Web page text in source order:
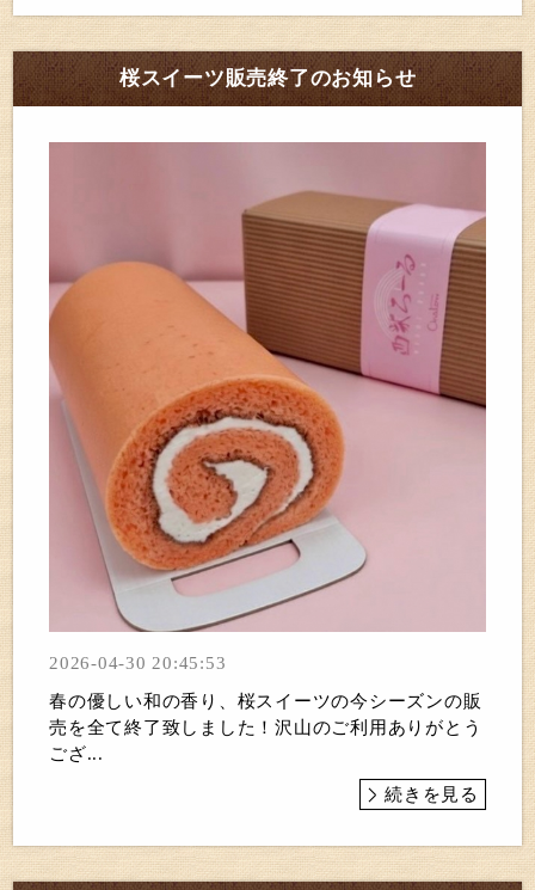
桜スイーツ販売終了のお知らせ
2026-04-30 20:45:53
春の優しい和の香り、桜スイーツの今シーズンの販
売を全て終了致しました！沢山のご利用ありがとう
ござ...
続きを見る